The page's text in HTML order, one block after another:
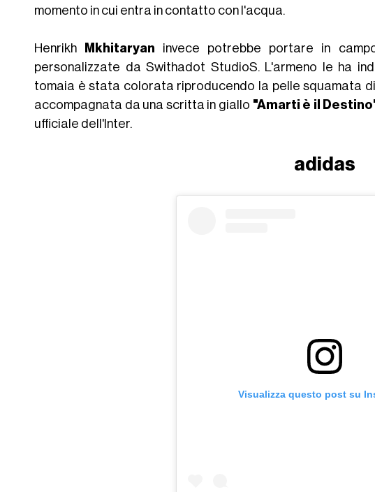
momento in cui entra in contatto con l'acqua.
Henrikh Mkhitaryan invece potrebbe portare in
personalizzate da Swithadot StudioS. L'armeno le ha
tomaia è stata colorata riproducendo la pelle squamata di
accompagnata da una scritta in giallo "Amarti è il
ufficiale dell'Inter.
adidas
Visualizza questo post su